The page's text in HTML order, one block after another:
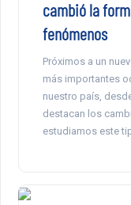
cambió la
fenómenos
Próximos a un
más importantes
nuestro país,
destacan los
estudiamos este